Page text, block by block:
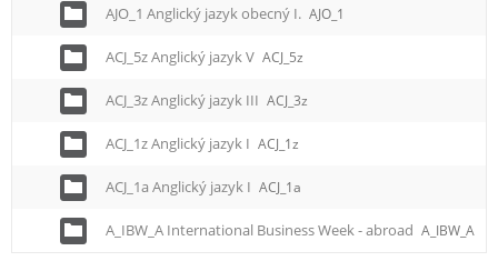
AJO_1 Anglický jazyk obecný I. AJO_1
ACJ_5z Anglický jazyk V ACJ_5z
ACJ_3z Anglický jazyk III ACJ_3z
ACJ_1z Anglický jazyk I ACJ_1z
ACJ_1a Anglický jazyk I ACJ_1a
A_IBW_A International Business Week - abroad A_IBW_A